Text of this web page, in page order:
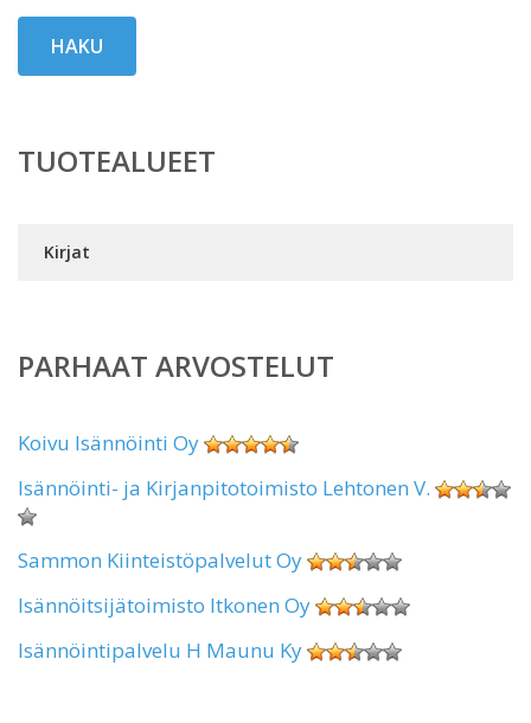
HAKU
TUOTEALUEET
Kirjat
PARHAAT ARVOSTELUT
Koivu Isännöinti Oy
Isännöinti- ja Kirjanpitotoimisto Lehtonen V.
Sammon Kiinteistöpalvelut Oy
Isännöitsijätoimisto Itkonen Oy
Isännöintipalvelu H Maunu Ky